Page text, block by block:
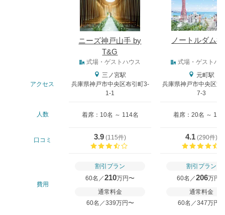
ニーズ神戸山手 by
T&G
ノートルダム
式場・ゲストハウス 式場・ゲストハ
アクセス
三ノ宮駅
兵庫県神戸市中央区布引町3-
1-1
元町駅
兵庫県神戸市中央区波
7-3
人数 着席：10名 ～ 114名 着席：20名 ～ 180
口コミ 3.9 (115件)
4.1 (290件)
費用
割引プラン
60名／210万円〜
通常料金
60名／339万円〜
割引プラン
60名／206万円
通常料金
60名／347万円〜